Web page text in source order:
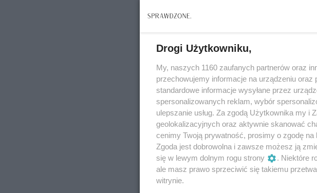
Drogi Użytkowniku,
My, naszych 1160 zaufanych partnerów oraz
przechowujemy informacje na urządzeniu
standardowe informacje wysyłane przez
spersonalizowanych reklam, wybór
ulepszanie usług. Za zgodą Użytkownika my i
geolokalizacyjnych oraz aktywnie skanować
cenimy Twoją prywatność, prosimy o zgodę
Zgoda jest dobrowolna i zawsze możesz ją
się w lewym dolnym rogu strony
. Niektóre
ale masz prawo sprzeciwić się takiemu
witrynie.